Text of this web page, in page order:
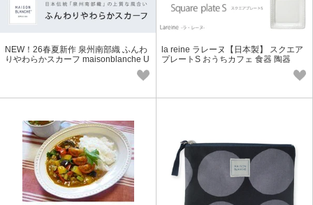
NEW！26春夏新作 泉州南部織 ふんわ
りやわらかスカーフ maisonblanche U
la reine ラレーヌ【日本製】 スクエア
プレートS おうちカフェ 食器 陶器